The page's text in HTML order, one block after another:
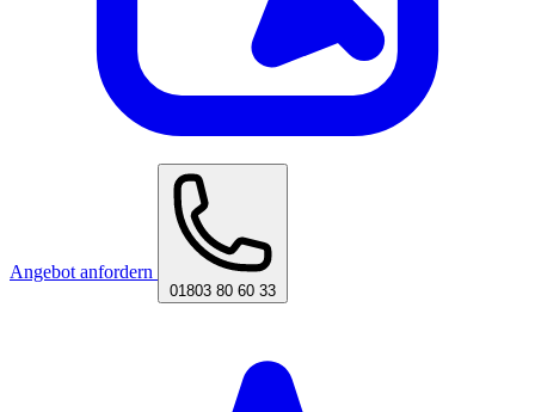
Angebot anfordern
01803 80 60 33